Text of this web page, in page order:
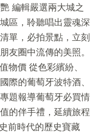
編輯嚴選兩大城之
區，聆聽唱出靈魂深
單，必拍景點，立刻
友圈中流傳的美照。
物價 從色彩繽紛、
際的葡萄牙波特酒、
題報導葡萄牙必買情
的伴手禮，延續旅程
前時代的歷史寶藏